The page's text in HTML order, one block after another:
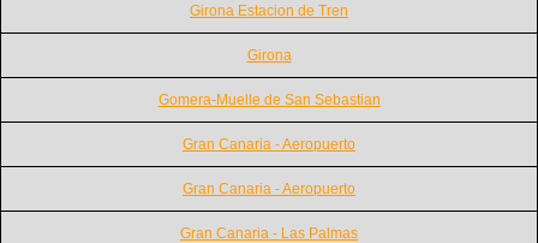
Girona Estacion de Tren
Girona
Gomera-Muelle de San Sebastian
Gran Canaria - Aeropuerto
Gran Canaria - Aeropuerto
Gran Canaria - Las Palmas